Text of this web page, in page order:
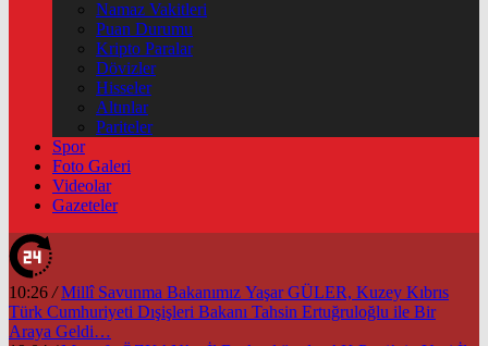
Namaz Vakitleri
Puan Durumu
Kripto Paralar
Dövizler
Hisseler
Altınlar
Pariteler
Spor
Foto Galeri
Videolar
Gazeteler
10:26 / Millî Savunma Bakanımız Yaşar GÜLER, Kuzey Kıbrıs
Türk Cumhuriyeti Dışişleri Bakanı Tahsin Ertuğruloğlu ile Bir
Araya Geldi…